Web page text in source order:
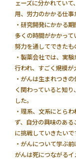
ェーズに分かれてい
用、労力のかかる仕事
・研究開発にかかる
多くの時間がかかっ
努力を通してできたも
・製薬会社では、実
行われ、すごく規模が
・がんは生まれつき
く関わっていると知
した。
・理系、文系にとらわ
ず、自分の興味のある
に挑戦していきたいで
・がんについて学ぶ前
がんは死につながるイ